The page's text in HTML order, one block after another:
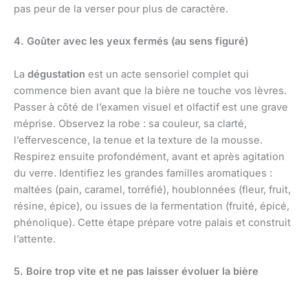
pas peur de la verser pour plus de caractère.
4. Goûter avec les yeux fermés (au sens figuré)
La dégustation est un acte sensoriel complet qui
commence bien avant que la bière ne touche vos lèvres.
Passer à côté de l’examen visuel et olfactif est une grave
méprise. Observez la robe : sa couleur, sa clarté,
l’effervescence, la tenue et la texture de la mousse.
Respirez ensuite profondément, avant et après agitation
du verre. Identifiez les grandes familles aromatiques :
maltées (pain, caramel, torréfié), houblonnées (fleur, fruit,
résine, épice), ou issues de la fermentation (fruité, épicé,
phénolique). Cette étape prépare votre palais et construit
l’attente.
5. Boire trop vite et ne pas laisser évoluer la bière